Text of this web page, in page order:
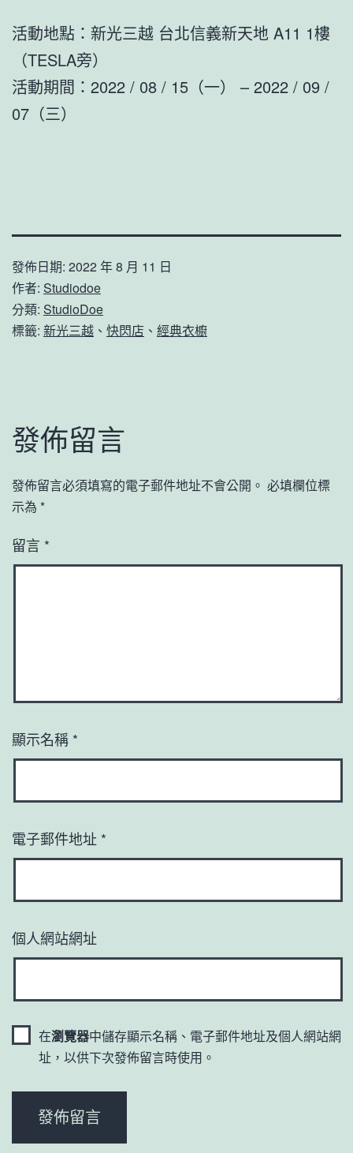
活動地點：新光三越 台北信義新天地 A11 1樓
（TESLA旁）
活動期間：2022 / 08 / 15（一） – 2022 / 09 /
07（三）
發佈日期: 2022 年 8 月 11 日
作者: Studiodoe
分類: StudioDoe
標籤: 新光三越 、 快閃店 、 經典衣櫥
發佈留言
發佈留言必須填寫的電子郵件地址不會公開。 必填欄位標
示為 *
留言 *
顯示名稱 *
電子郵件地址 *
個人網站網址
在瀏覽器中儲存顯示名稱、電子郵件地址及個人網站網
址，以供下次發佈留言時使用。